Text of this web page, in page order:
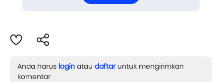
sebelum matahari terbit u...
Anda harus login atau daftaruntuk mengirimkan
komentar